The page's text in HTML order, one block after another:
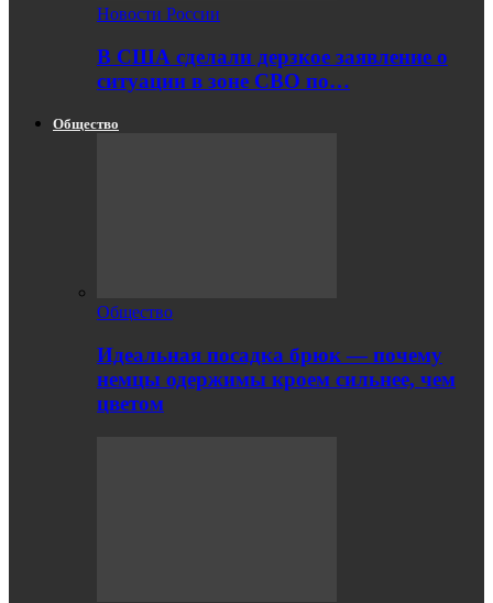
Новости России
В США сделали дерзкое заявление о
ситуации в зоне СВО по…
Общество
Общество
Идеальная посадка брюк — почему
немцы одержимы кроем сильнее, чем
цветом